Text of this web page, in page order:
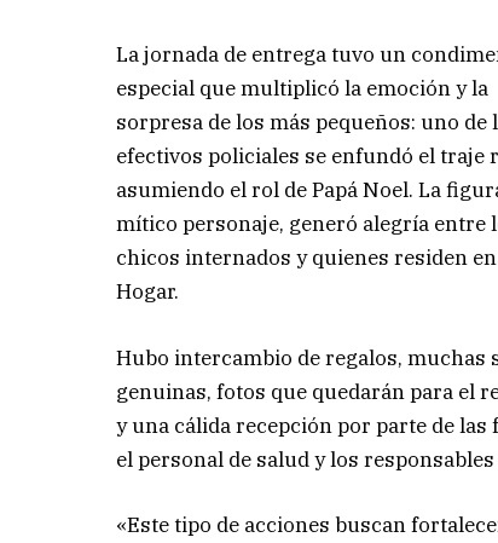
La jornada de entrega tuvo un
especial que multiplicó la emoción y la
sorpresa de los más pequeños: uno de
efectivos policiales se enfundó el traje
asumiendo el rol de Papá Noel. La
mítico personaje, generó alegría entre
chicos internados y quienes residen
Hogar.
Hubo intercambio de regalos, muchas
genuinas, fotos que quedarán para el
y una cálida recepción por parte de las
el personal de salud y los
«Este tipo de acciones buscan